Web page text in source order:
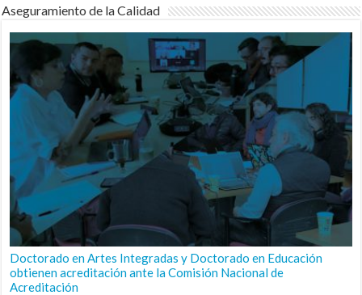
Aseguramiento de la Calidad
Doctorado en Artes Integradas y Doctorado en Educación
obtienen acreditación ante la Comisión Nacional de
Acreditación